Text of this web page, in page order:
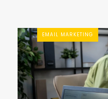
EMAIL MARKETING